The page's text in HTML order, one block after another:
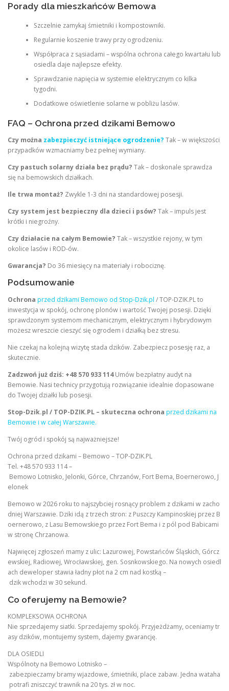
Porady dla mieszkańców Bemowa
Szczelnie zamykaj śmietniki i kompostowniki.
Regularnie koszenie trawy przy ogrodzeniu.
Współpraca z sąsiadami – wspólna ochrona całego kwartału lub
osiedla daje najlepsze efekty.
Sprawdzanie napięcia w systemie elektrycznym co kilka
tygodni.
Dodatkowe oświetlenie solarne w pobliżu lasów.
FAQ – Ochrona przed dzikami Bemowo
Czy można zabezpieczyć istniejące ogrodzenie? Tak – w większości
przypadków wzmacniamy bez pełnej wymiany.
Czy pastuch solarny działa bez prądu? Tak – doskonale sprawdza
się na bemowskich działkach.
Ile trwa montaż? Zwykle 1-3 dni na standardowej posesji.
Czy system jest bezpieczny dla dzieci i psów? Tak – impuls jest
krótki i niegroźny.
Czy działacie na całym Bemowie? Tak – wszystkie rejony, w tym
okolice lasów i ROD-ów.
Gwarancja? Do 36 miesięcy na materiały i robociznę.
Podsumowanie
Ochrona przed dzikami Bemowo od Stop-Dzik.pl / TOP-DZIK.PL to
inwestycja w spokój, ochronę plonów i wartość Twojej posesji. Dzięki
sprawdzonym systemom mechanicznym, elektrycznym i hybrydowym
możesz wreszcie cieszyć się ogrodem i działką bez stresu.
Nie czekaj na kolejną wizytę stada dzików. Zabezpiecz posesję raz, a
skutecznie.
Zadzwoń już dziś: +48 570 933 114Umów bezpłatny audyt na
Bemowie. Nasi technicy przygotują rozwiązanie idealnie dopasowane
do Twojej działki lub posesji.
Stop-Dzik.pl / TOP-DZIK.PL – skuteczna ochrona przed dzikami na
Bemowie i w całej Warszawie.
Twój ogród i spokój są najważniejsze!
Ochrona przed dzikami – Bemowo – TOP-DZIK.PL
Tel. +48 570 933 114 –
Bemowo Lotnisko, Jelonki, Górce, Chrzanów, Fort Bema, Boernerowo, J
elonek
Bemowo w 2026 roku to najszybciej rosnący problem z dzikami w zacho
dniej Warszawie. Dziki idą z trzech stron: z Puszczy Kampinoskiej przez B
oernerowo, z Lasu Bemowskiego przez Fort Bema i z pól pod Babicami
w stronę Chrzanowa.
Najwięcej zgłoszeń mamy z ulic: Lazurowej, Powstańców Śląskich, Górcz
ewskiej, Radiowej, Wrocławskiej, gen. Sosnkowskiego. Na nowych osiedl
ach deweloper stawia ładny płot na 2 cm nad kostką –
dzik wchodzi w 30 sekund.
Co oferujemy na Bemowie?
KOMPLEKSOWA OCHRONA
Nie sprzedajemy siatki. Sprzedajemy spokój. Przyjeżdżamy, oceniamy tr
asy dzików, montujemy system, dajemy gwarancję.
DLA OSIEDLI
Wspólnoty na Bemowo Lotnisko –
zabezpieczamy bramy wjazdowe, śmietniki, place zabaw. Jedna wataha
potrafi zniszczyć trawnik na 20 tys. zł w noc.